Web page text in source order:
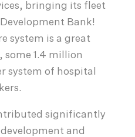
bringing its fleet
Bank!
system is a great
some 1.4 million
system of hospital
significantly
and